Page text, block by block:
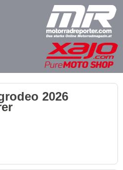
2026